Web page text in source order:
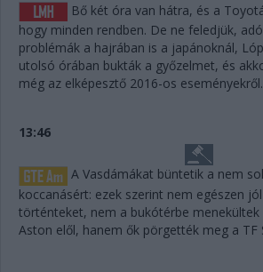
Bő két óra van hátra, és a
hogy minden rendben. De ne feledjük,
problémák a hajrában is a japánoknál,
utolsó órában bukták a győzelmet, és
még az elképesztő 2016-os eseményekről.
13:46
A Vasdámákat büntetik a nem
koccanásért: ezek szerint nem egészen
történteket, nem a bukótérbe
Aston elől, hanem ők pörgették meg a TF